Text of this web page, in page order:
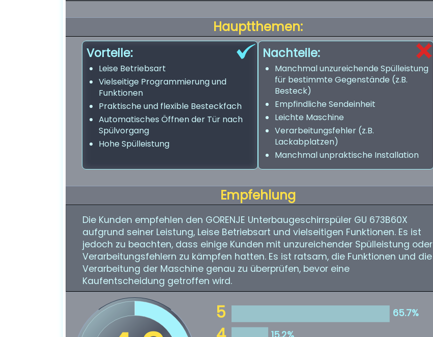
Hauptthemen:
Vorteile:
Leise Betriebsart
Vielseitige Programmierung und
Funktionen
Praktische und flexible Besteckfach
Automatisches Öffnen der Tür nach
Spülvorgang
Hohe Spülleistung
Nachteile:
Manchmal unzureichende Spülleistung
für bestimmte Gegenstände (z.B.
Besteck)
Empfindliche Sendeinheit
Leichte Maschine
Verarbeitungsfehler (z.B.
Lackabplatzen)
Manchmal unpraktische Installation
Empfehlung
Die Kunden empfehlen den GORENJE Unterbaugeschirrspüler GU 673B60X
aufgrund seiner Leistung, Leise Betriebsart und vielseitigen Funktionen. Es ist
jedoch zu beachten, dass einige Kunden mit unzureichender Spülleistung oder
Verarbeitungsfehlern zu kämpfen hatten. Es ist ratsam, die Funktionen und die
Verarbeitung der Maschine genau zu überprüfen, bevor eine
Kaufentscheidung getroffen wird.